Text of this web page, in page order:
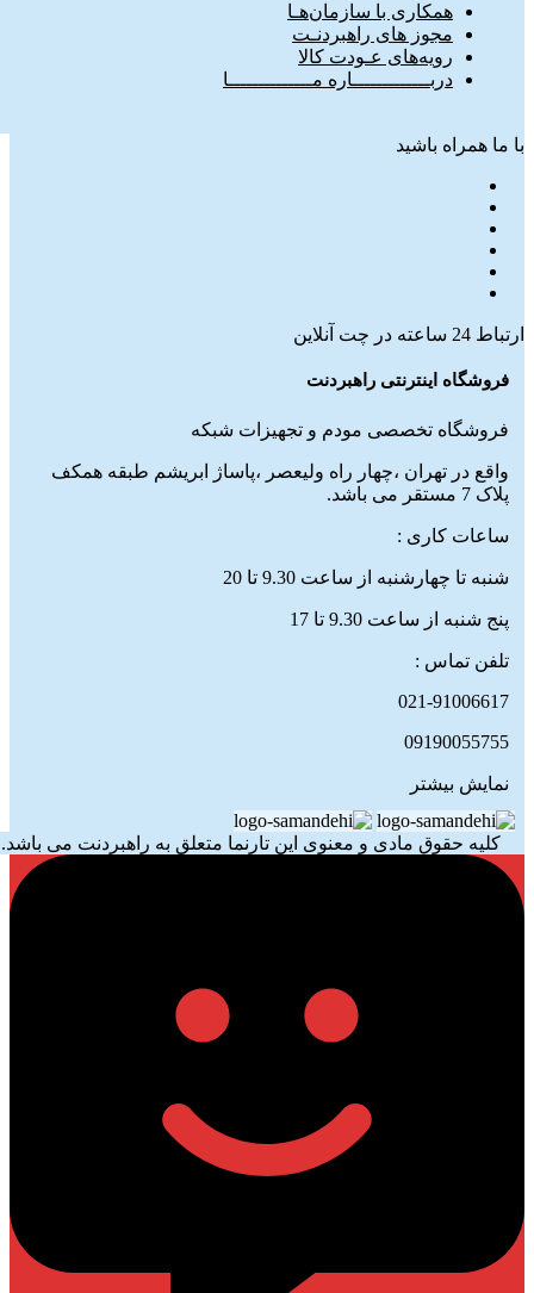
همکاری با سازمان‌هـا
مجوز های راهبردنـت
رویه‌های عـودت کالا
دربـــــــــــــاره مــــــــــــــا
با ما همراه باشید
ارتباط 24 ساعته در چت آنلاین
فروشگاه اینترنتی راهبردنت
فروشگاه تخصصی مودم و تجهیزات شبکه
واقع در تهران ،چهار راه ولیعصر ،پاساژ ابریشم طبقه همکف
پلاک 7 مستقر می باشد.
ساعات کاری :
شنبه تا چهارشنبه از ساعت 9.30 تا 20
پنج شنبه از ساعت 9.30 تا 17
تلفن تماس :
021-91006617
09190055755
نمایش بیشتر
کلیه حقوق مادی و معنوی این تارنما متعلق به راهبردنت می باشد.